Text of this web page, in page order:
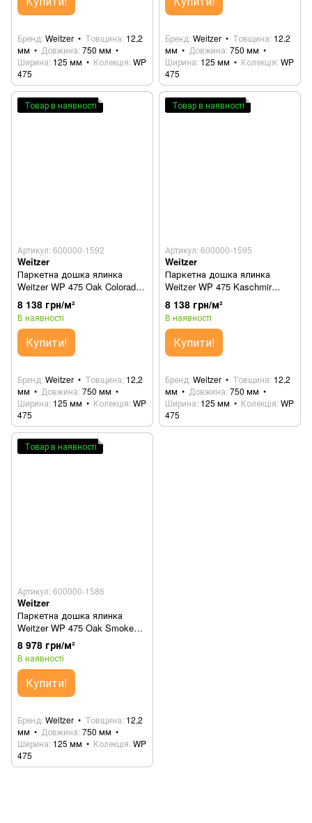
Бренд Weitzer Товщина 12,2
мм
Довжина 750 мм
Ширина 125 мм Колекція WP
475
Бренд Weitzer Товщина 12,2
мм
Довжина 750 мм
Ширина 125 мм Колекція WP
475
Товар в наявності
Артикул: 600000-1592
Weitzer
Паркетна дошка ялинка
Weitzer WP 475 Oak Colorado
Diamond ice 63661
8 138 грн/м²
В наявності
Купити!
Бренд Weitzer Товщина 12,2
мм
Довжина 750 мм
Ширина 125 мм Колекція WP
475
Товар в наявності
Артикул: 600000-1595
Weitzer
Паркетна дошка ялинка
Weitzer WP 475 Kaschmir
65965
8 138 грн/м²
В наявності
Купити!
Бренд Weitzer Товщина 12,2
мм
Довжина 750 мм
Ширина 125 мм Колекція WP
475
Товар в наявності
Артикул: 600000-1586
Weitzer
Паркетна дошка ялинка
Weitzer WP 475 Oak Smoked
64239 (45°)
8 978 грн/м²
В наявності
Купити!
Бренд Weitzer Товщина 12,2
мм
Довжина 750 мм
Ширина 125 мм Колекція WP
475